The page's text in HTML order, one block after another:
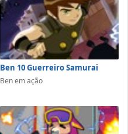
Ben 10 Guerreiro Samurai
Ben em ação